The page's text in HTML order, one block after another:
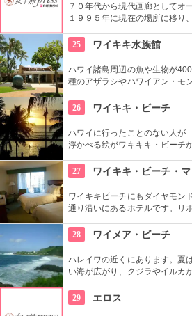
７０年代から現代画廊としてオ
１９９５年に現在の場所に移り
示できるスペースを設け、モダ
る、国内最高のギャラリーとし
25 ワイキキ水族館
ハワイ諸島周辺の魚や生物が
種のアザラシやハワイアン・モ
再現したという、バーチャル体
26 ワイキキ・ビーチ
ハワイに行ったことのない人が
浮かべる絵がワキキキ・ビーチ
ド・ヘッドが広がるビーチを散
感したいものですね。
27
ワイキキビーチにもダイヤモン
通り沿いにあるホテルです。リ
ワイアンキルトの巨匠が作った
す。
28 ワイメア・ビーチ
ハレイワの近くにあります。夏
い海が広がり、クジラやイルカ
ァーたちが集まります。夕日が
す。
29 エロス